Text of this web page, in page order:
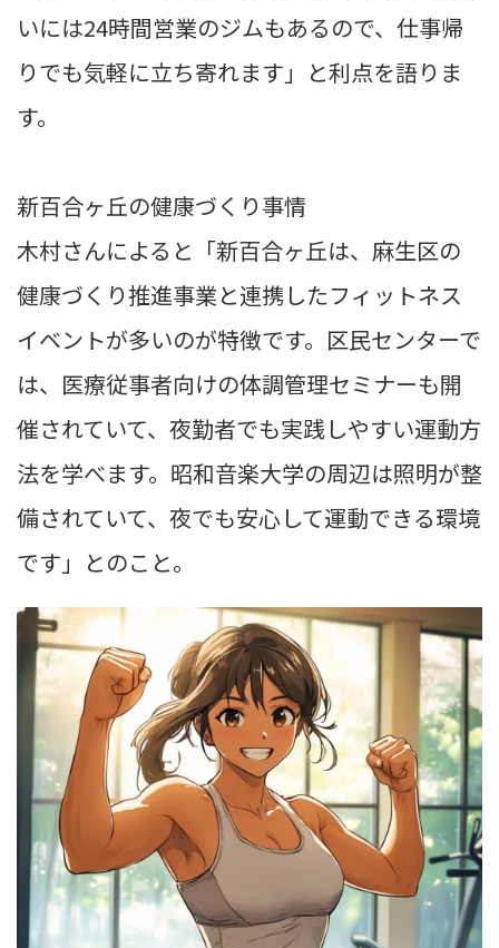
いには24時間営業のジムもあるので、仕事帰
りでも気軽に立ち寄れます」と利点を語りま
す。
新百合ヶ丘の健康づくり事情
木村さんによると「新百合ヶ丘は、麻生区の
健康づくり推進事業と連携したフィットネス
イベントが多いのが特徴です。区民センターで
は、医療従事者向けの体調管理セミナーも開
催されていて、夜勤者でも実践しやすい運動方
法を学べます。昭和音楽大学の周辺は照明が整
備されていて、夜でも安心して運動できる環境
です」とのこと。